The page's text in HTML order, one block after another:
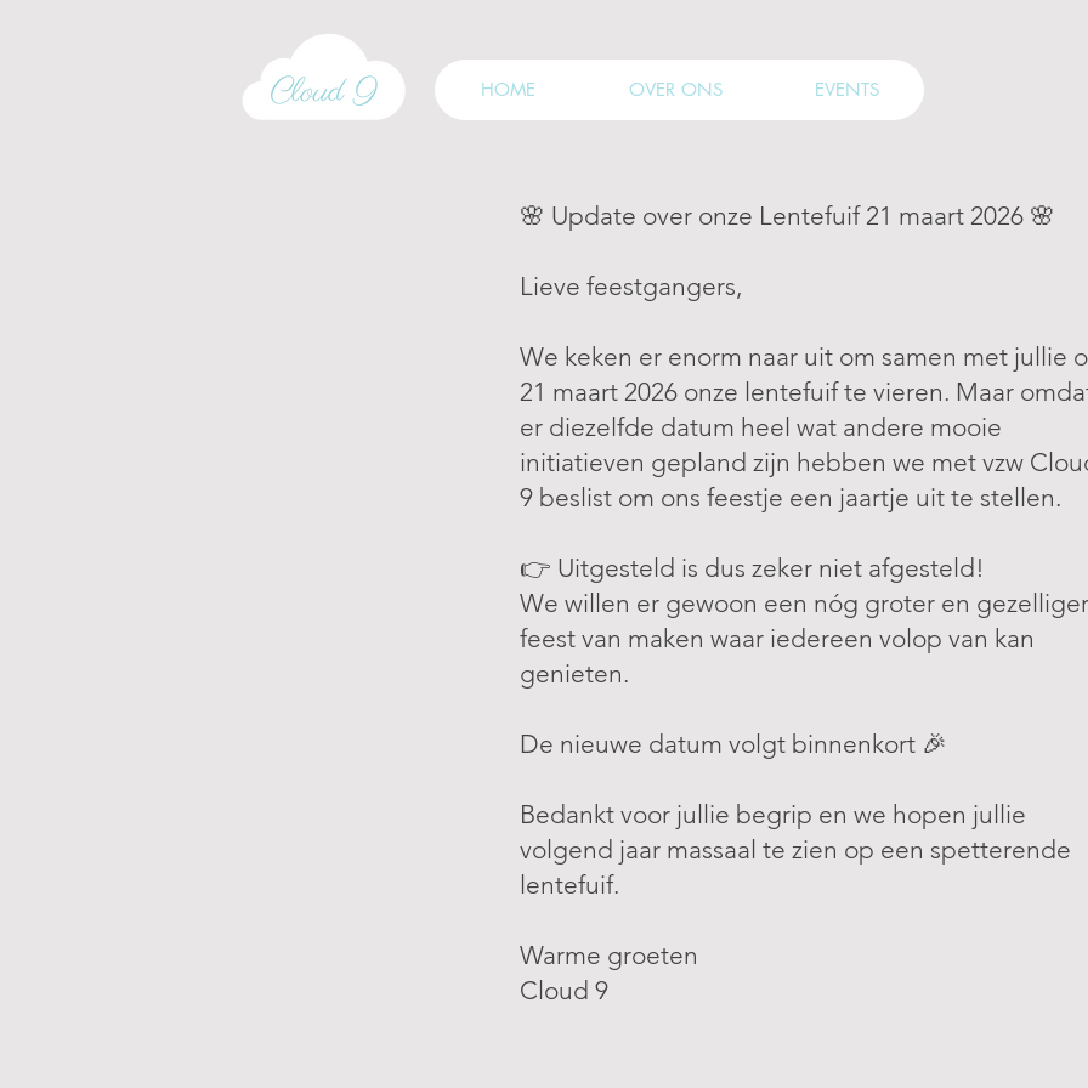
HOME OVER ONS EVENTS
🌸 Update over onze Lentefuif 21 maart 2026 🌸
Lieve feestgangers,
We keken er enorm naar uit om samen met jullie
21 maart 2026 onze lentefuif te vieren. Maar
er diezelfde datum heel wat andere mooie
initiatieven gepland zijn hebben we met vzw
9 beslist om ons feestje een jaartje uit te stellen.
👉 Uitgesteld is dus zeker niet afgesteld!
We willen er gewoon een nóg groter en gezelliger
feest van maken waar iedereen volop van kan
genieten.
De nieuwe datum volgt binnenkort 🎉
Bedankt voor jullie begrip en we hopen jullie
volgend jaar massaal te zien op een spetterende
lentefuif.
Warme groeten
Cloud 9